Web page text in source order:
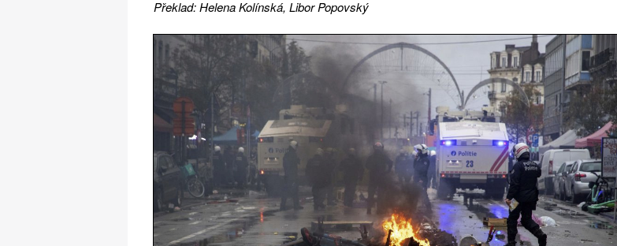
Překlad: Helena Kolínská, Libor Popovský